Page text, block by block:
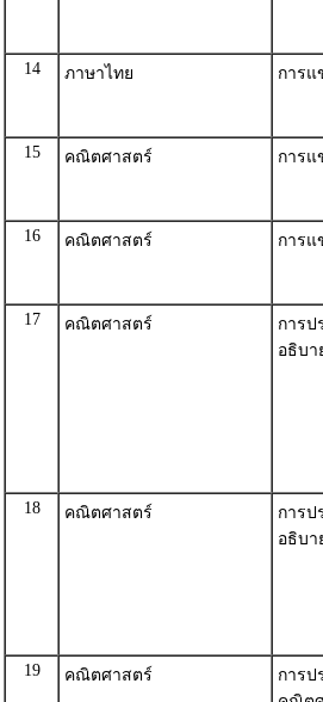
14 ภาษาไทย การแ
15 คณิตศาสตร์ การ
16 คณิตศาสตร์ การ
17 คณิตศาสตร์
การป
อธิบา
18 คณิตศาสตร์
การป
อธิบา
19 คณิตศาสตร์
การป